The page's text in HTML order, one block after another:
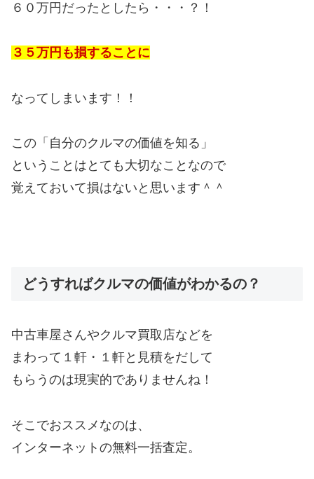
６０万円だったとしたら・・・？！
３５万円も損することに
なってしまいます！！
この「自分のクルマの価値を知る」
ということはとても大切なことなので
覚えておいて損はないと思います＾＾
どうすればクルマの価値がわかるの？
中古車屋さんやクルマ買取店などを
まわって１軒・１軒と見積をだして
もらうのは現実的でありませんね！
そこでおススメなのは、
インターネットの無料一括査定。